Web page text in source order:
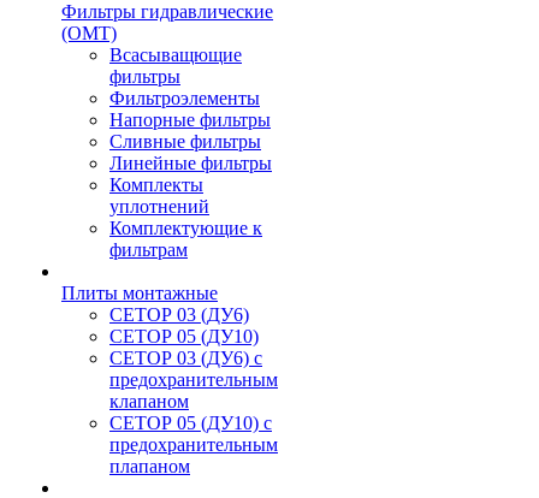
Фильтры гидравлические
(OMT)
Всасыващющие
фильтры
Фильтроэлементы
Напорные фильтры
Сливные фильтры
Линейные фильтры
Комплекты
уплотнений
Комплектующие к
фильтрам
Плиты монтажные
CЕТОР 03 (ДУ6)
CЕТОР 05 (ДУ10)
CЕТОР 03 (ДУ6) с
предохранительным
клапаном
CЕТОР 05 (ДУ10) с
предохранительным
плапаном